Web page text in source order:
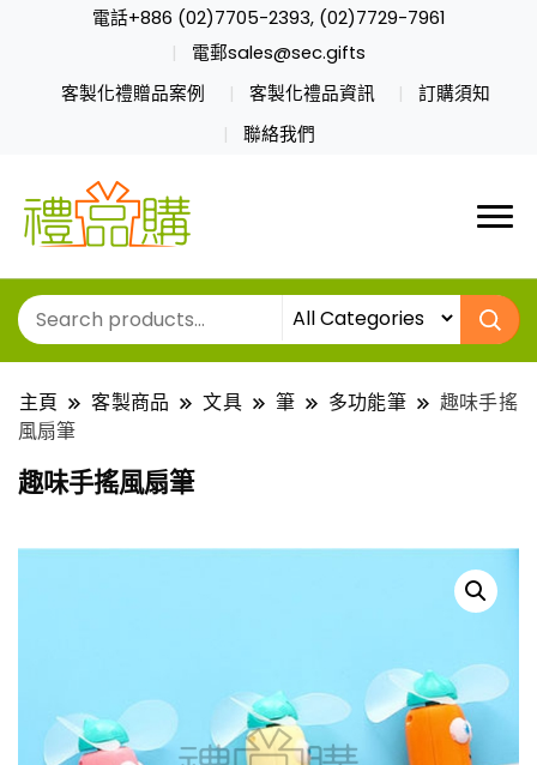
電話+886 (02)7705-2393, (02)7729-7961
電郵sales@sec.gifts
客製化禮贈品案例
客製化禮品資訊
訂購須知
聯絡我們
主頁 客製商品 文具 筆 多功能筆
趣味手搖
風扇筆
趣味手搖風扇筆